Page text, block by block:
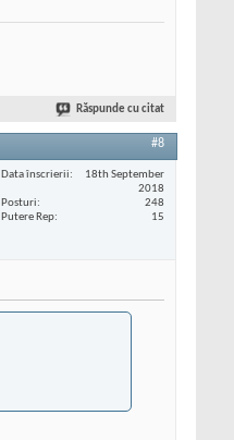
Răspunde cu citat
#8
Data înscrierii
18th September
2018
Posturi
248
Putere Rep
15